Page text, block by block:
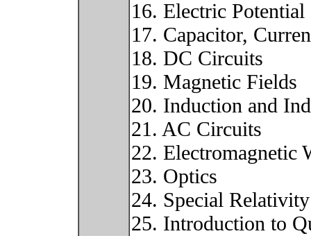
16. Electric
17. Capacitor,
18. DC Circuits
19. Magnetic Fields
20. Induction and
21. AC Circuits
22. Electromagnetic
23. Optics
24. Special Relativity
25. Introduction to